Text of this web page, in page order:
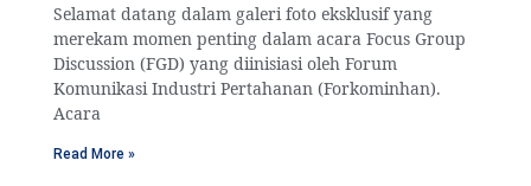
Selamat datang dalam galeri foto eksklusif yang
merekam momen penting dalam acara Focus Group
Discussion (FGD) yang diinisiasi oleh Forum
Komunikasi Industri Pertahanan (Forkominhan).
Acara
Read More »